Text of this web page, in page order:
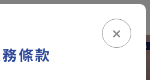
免費註冊
條款